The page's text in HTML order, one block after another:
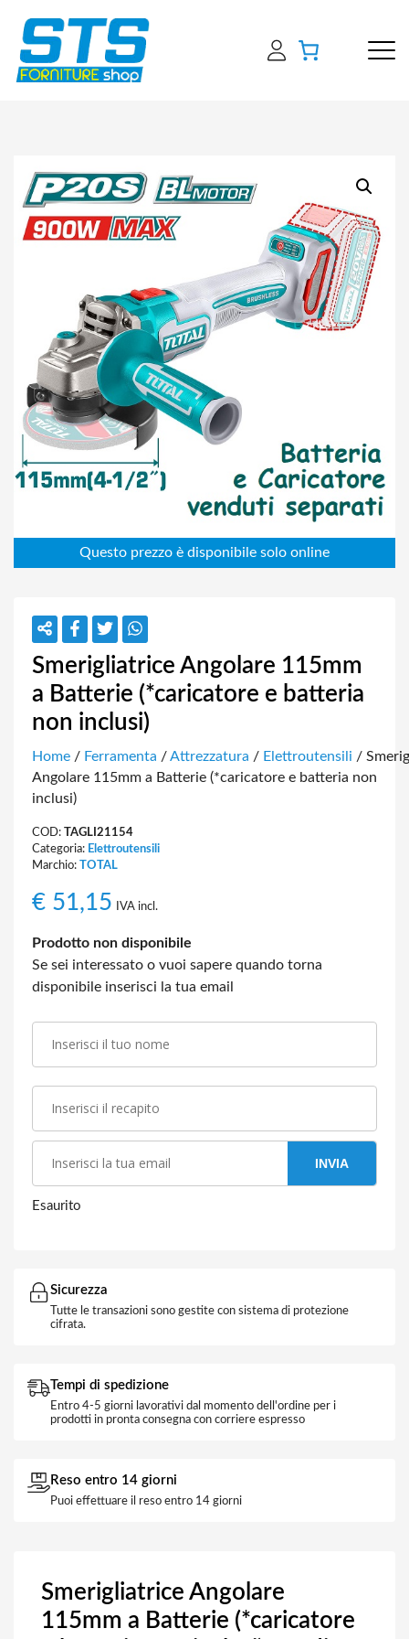
Smerigliatrice Angolare 115mm
a Batterie (*caricatore e batteria
non inclusi)
Home / Ferramenta /Attrezzatura / Elettroutensili /
Angolare 115mm a Batterie (*caricatore e batteria non
inclusi)
COD: TAGLI21154
Categoria: Elettroutensili
Marchio: TOTAL
€ 51,15 IVA incl.
Prodotto non disponibile
Se sei interessato o vuoi sapere quando torna
disponibile inserisci la tua email
INVIA
Esaurito
Sicurezza
Tutte le transazioni sono gestite con sistema di protezione
cifrata.
Tempi di spedizione
Entro 4-5 giorni lavorativi dal momento dell'ordine per i
prodotti in pronta consegna con corriere espresso
Reso entro 14 giorni
Puoi effettuare il reso entro 14 giorni
Smerigliatrice Angolare
115mm a Batterie (*caricatore